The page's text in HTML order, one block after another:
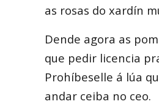
as rosas do xardín
Dende agora as
que pedir licencia
Prohíbeselle á lúa
andar ceiba no ceo.